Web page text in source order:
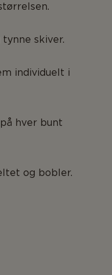
skiver.
individuelt i
hver bunt
og bobler.